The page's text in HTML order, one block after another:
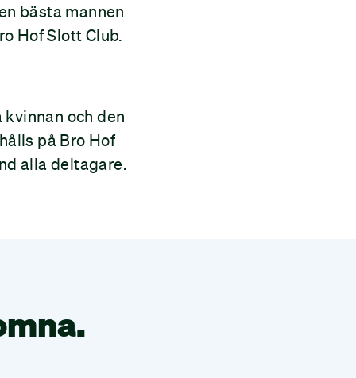
bästa mannen
Hof Slott Club.
och den
på Bro Hof
alla deltagare.